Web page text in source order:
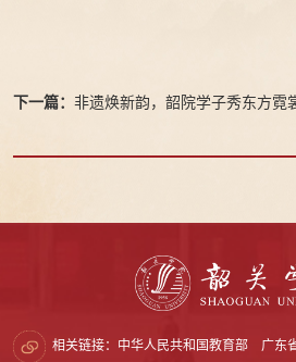
下一篇： 非遗焕新韵，韶院学子秀东方霓
相关链接： 中华人民共和国教育部 广东